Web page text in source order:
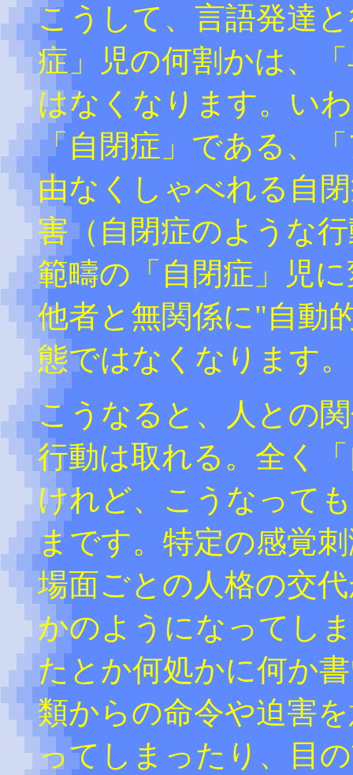
こうして、言語発達
症」児の何割かは、
はなくなります。い
「自閉症」である、
由なくしゃべれる自
害（自閉症のような
範疇の「自閉症」児
他者と無関係に"自動
態ではなくなります。
こうなると、人との
行動は取れる。全く
けれど、こうなって
まです。特定の感覚
場面ごとの人格の交
かのようになってし
たとか何処かに何か
類からの命令や迫害
ってしまったり、目